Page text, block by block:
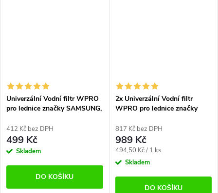
Univerzální Vodní filtr WPRO
pro lednice značky SAMSUNG,
412 Kč bez DPH
499 Kč
Skladem
DO KOŠÍKU
2x Univerzální Vodní filtr
WPRO pro lednice značky
817 Kč bez DPH
989 Kč
Měrná
cena:
494,50 Kč / 1 ks
Skladem
DO KOŠÍKU